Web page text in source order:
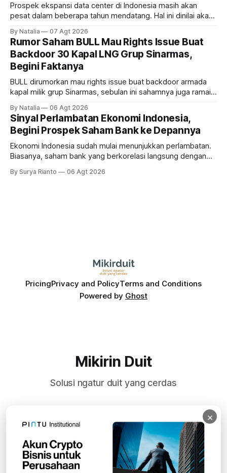
Prospek ekspansi data center di Indonesia masih akan
pesat dalam beberapa tahun mendatang. Hal ini dinilai akan
estate, ada siapa saja mereka?
By Natalia 07 Agt 2026
Rumor Saham BULL Mau Rights Issue Buat
Backdoor 30 Kapal LNG Grup Sinarmas,
Begini Faktanya
BULL dirumorkan mau rights issue buat backdoor armada
kapal milik grup Sinarmas, sebulan ini sahamnya juga ramai
masih menarik dilirik?
By Natalia 06 Agt 2026
Sinyal Perlambatan Ekonomi Indonesia,
Begini Prospek Saham Bank ke Depannya
Ekonomi Indonesia sudah mulai menunjukkan perlambatan.
Biasanya, saham bank yang berkorelasi langsung dengan
bank ke depannya?
By Surya Rianto 06 Agt 2026
PricingPrivacy and PolicyTerms and Conditions
Powered by Ghost
Mikirin Duit
Solusi ngatur duit yang cerdas
Subscribe
×